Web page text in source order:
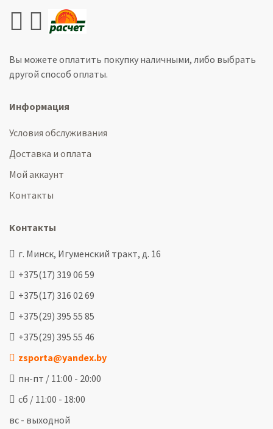
Вы можете оплатить покупку наличными, либо выбрать
другой способ оплаты.
Информация
Условия обслуживания
Доставка и оплата
Мой аккаунт
Контакты
Контакты
г. Минск, Игуменский тракт, д. 16
+375(17) 319 06 59
+375(17) 316 02 69
+375(29) 395 55 85
+375(29) 395 55 46
zsporta@yandex.by
пн-пт / 11:00 - 20:00
сб / 11:00 - 18:00
вс - выходной